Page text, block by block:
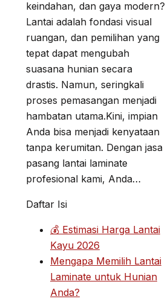
keindahan, dan gaya modern?
Lantai adalah fondasi visual
ruangan, dan pemilihan yang
tepat dapat mengubah
suasana hunian secara
drastis. Namun, seringkali
proses pemasangan menjadi
hambatan utama.Kini, impian
Anda bisa menjadi kenyataan
tanpa kerumitan. Dengan jasa
pasang lantai laminate
profesional kami, Anda…
Daftar Isi
💰 Estimasi Harga Lantai
Kayu 2026
Mengapa Memilih Lantai
Laminate untuk Hunian
Anda?